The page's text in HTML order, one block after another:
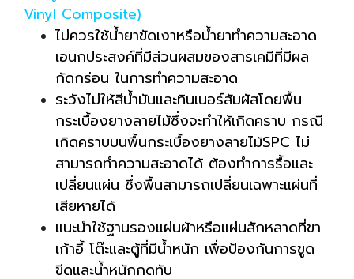
Vinyl Composite)
ไม่ควรใช้น้ำยาขัดเงาหรือน้ำยาทำความสะอาด
เอนกประสงค์ที่มีส่วนผสมของสารเคมีที่มีผล
กัดกร่อน ในการทำความสะอาด
ระวังไม่ให้สีน้ำมันและทินเนอร์สัมผัสโดยพื้น
กระเบื้องยางลายไม้ซึ่งจะทำให้เกิดคราบ กรณี
เกิดคราบบนพื้นกระเบื้องยางลายไม้SPC ไม่
สามารถทำความสะอาดได้ ต้องทำการรื้อและ
เปลี่ยนแผ่น ซึ่งพื้นสามารถเปลี่ยนเฉพาะแผ่นที่
เสียหายได้
แนะนำใช้ฐานรองแผ่นผ้าหรือแผ่นสักหลาดที่ขา
เก้าอี้ โต๊ะและตู้ที่มีน้ำหนัก เพื่อป้องกันการขูด
ขีดและน้ำหนักกดทับ